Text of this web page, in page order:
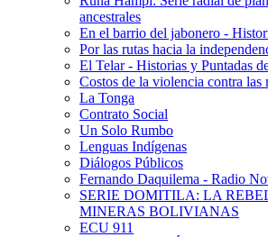
ancestrales
En el barrio del jabonero -
Por las rutas hacia la
El Telar - Historias y Puntadas
Costos de la violencia contra las
La Tonga
Contrato Social
Un Solo Rumbo
Lenguas Indígenas
Diálogos Públicos
Fernando Daquilema - Radio
SERIE DOMITILA: LA
MINERAS BOLIVIANAS
ECU 911